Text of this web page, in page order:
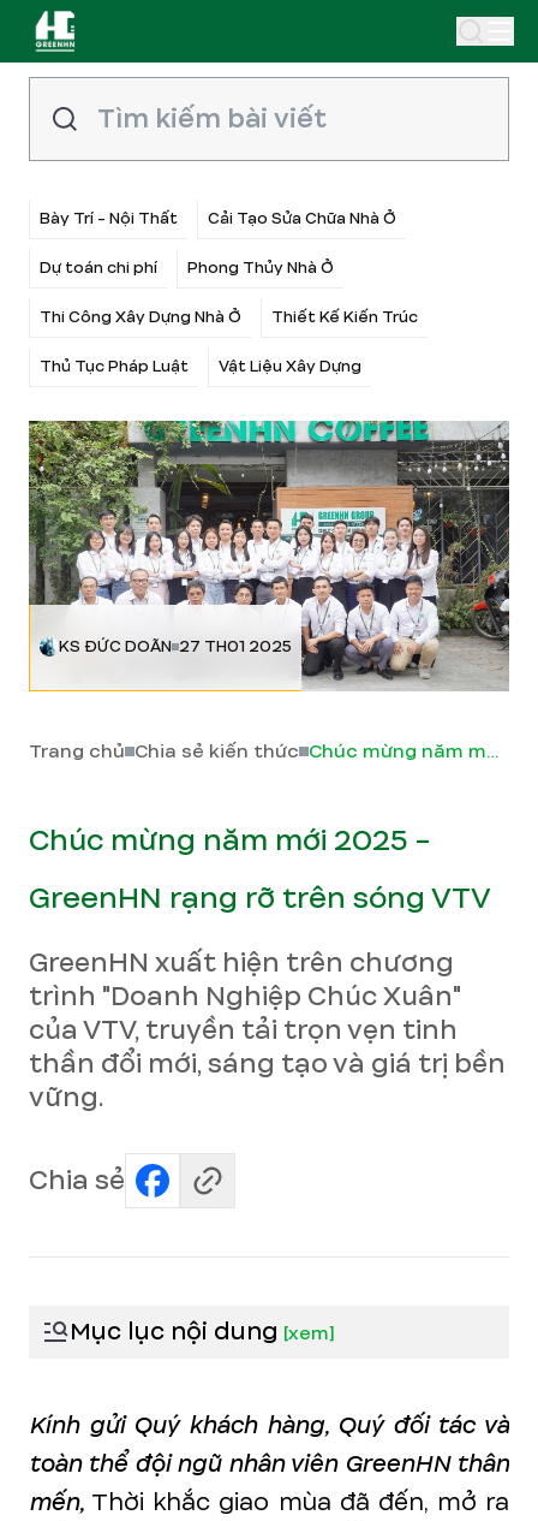
Bày Trí - Nội Thất Cải Tạo Sửa Chữa Nhà Ở
Dự toán chi phí Phong Thủy Nhà Ở
Thi Công Xây Dựng Nhà Ở Thiết Kế Kiến Trúc
Thủ Tục Pháp Luật Vật Liệu Xây Dựng
KS ĐỨC DOÃN 27 TH01 2025
Trang chủ Chia sẻ kiến thức Chúc mừng năm mới 2025 - GreenHN rạng rỡ trên sóng VTV
Chúc mừng năm mới 2025 -
GreenHN rạng rỡ trên sóng VTV
GreenHN xuất hiện trên chương
trình "Doanh Nghiệp Chúc Xuân"
của VTV, truyền tải trọn vẹn tinh
thần đổi mới, sáng tạo và giá trị bền
vững.
Chia sẻ
Mục lục nội dung [xem]
Kính gửi Quý khách hàng, Quý đối tác và
toàn thể đội ngũ nhân viên GreenHN thân
mến, Thời khắc giao mùa đã đến, mở ra